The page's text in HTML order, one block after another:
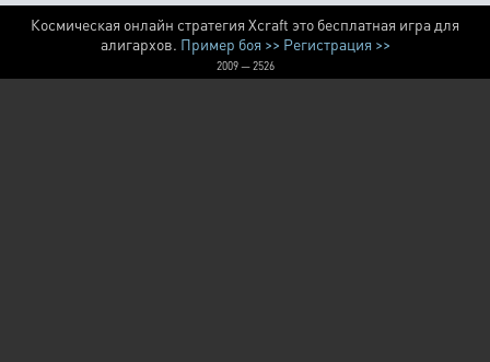
Космическая онлайн стратегия Xcraft это бесплатная игра для
алигархов. Пример боя >> Регистрация >>
2009 — 2526